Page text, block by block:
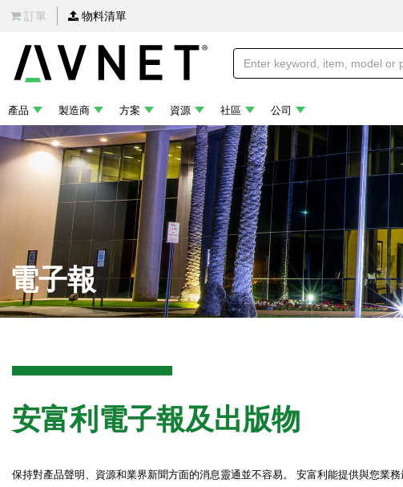
訂單 物料清單
產品 製造商 方案 資源 社區 公司
電子報
安富利電子報及出版物
保持對產品聲明、資源和業界新聞方面的消息靈通並不容易。 安富利能提供與您業